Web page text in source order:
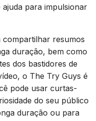
para impulsionar
resumos
duração, bem como
dos bastidores de
o The Try Guys é
pode usar curtas-
do seu público
duração ou para